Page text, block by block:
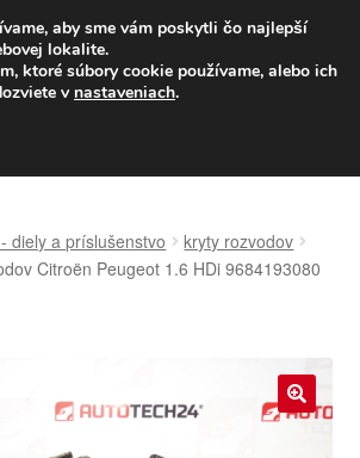
EUR
233 221 276
diely a príslušenstvo
kryty rozvodov
Citroën Peugeot 1.6 HDi 9684193080
🔍
aby sme vám poskytli čo najlepší
lokalite.
ktoré súbory cookie používame, alebo ich
v nastaveniach.